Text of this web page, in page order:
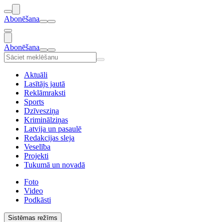
Abonēšana
Abonēšana
Aktuāli
Lasītājs jautā
Reklāmraksti
Sports
Dzīvesziņa
Kriminālziņas
Latvija un pasaulē
Redakcijas sleja
Veselība
Projekti
Tukumā un novadā
Foto
Video
Podkāsti
Sistēmas režīms